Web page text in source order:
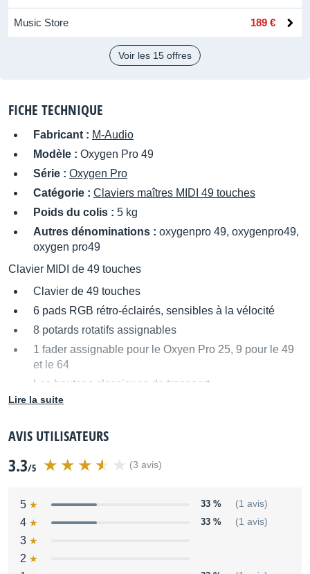
Music Store 189 €
Voir les 15 offres
FICHE TECHNIQUE
Fabricant : M-Audio
Modèle : Oxygen Pro 49
Série : Oxygen Pro
Catégorie : Claviers maîtres MIDI 49 touches
Poids du colis : 5 kg
Autres dénominations : oxygenpro 49, oxygenpro49,
oxygen pro49
Clavier MIDI de 49 touches
Clavier de 49 touches
6 pads RGB rétro-éclairés, sensibles à la vélocité
8 potards rotatifs assignables
1 fader assignable pour le Oxyen Pro 25, 9 pour le 49
et le 64
Les boutons classiques de transport
2 molettes pour la modulation et le pitch technologies
Mapping automatique
Arpégiateur et répéteur de notes
une entrée pour une pédale de sustain
Un commutateur On/Off
Distribué par
Lire la suite
AVIS UTILISATEURS
3.3/5 (3 avis)
5 33 % (1 avis)
4 33 % (1 avis)
3
2